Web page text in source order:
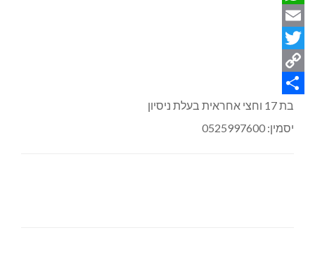
WhatsApp
Email
Twitter
Copy
Link
Share
בת 17 וחצי אחראית בעלת ניסיון
יסמין: 0525997600